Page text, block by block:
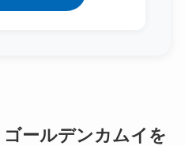
ールデンカムイを